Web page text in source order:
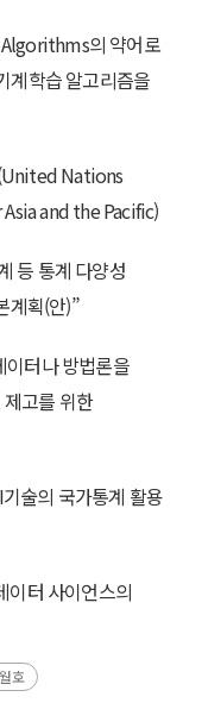
의 약어로
계학습 알고리즘을
Nations
and the Pacific)
등 통계 다양성
계획(안)”
터나 방법론을
고를 위한
술의 국가통계 활용
이터 사이언스의
호